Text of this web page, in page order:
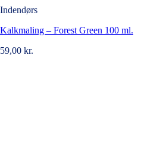
Indendørs
Kalkmaling – Forest Green 100 ml.
59,00 kr.